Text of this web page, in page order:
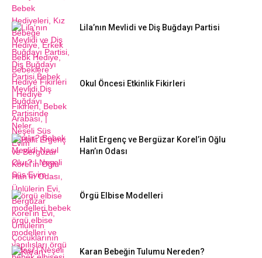
Lila’nın Mevlidi ve Diş Buğdayı Partisi
Okul Öncesi Etkinlik Fikirleri
Halit Ergenç ve Bergüzar Korel’in Oğlu
Han’ın Odası
Örgü Elbise Modelleri
Karan Bebeğin Tulumu Nereden?